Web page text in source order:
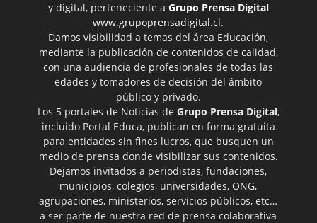
y digital, perteneciente a Grupo Prensa Digital
www.grupoprensadigital.cl.
Damos visibilidad a temas del área Educación,
mediante la publicación de contenidos de calidad,
con una audiencia de profesionales de todas las
edades y tomadores de decisión del ámbito
público y privado.
Los 5 portales de Noticias de Grupo Prensa Digital,
incluido Portal Educa, publican en forma gratuita
para entidades sin fines lucros, que busquen un
medio de prensa donde visibilizar sus contenidos.
Dejamos invitados a periodistas, fundaciones,
municipios, colegios, universidades, ONG,
agrupaciones, ministerios, servicios públicos, etc…
a ser parte de nuestra red de prensa colaborativa